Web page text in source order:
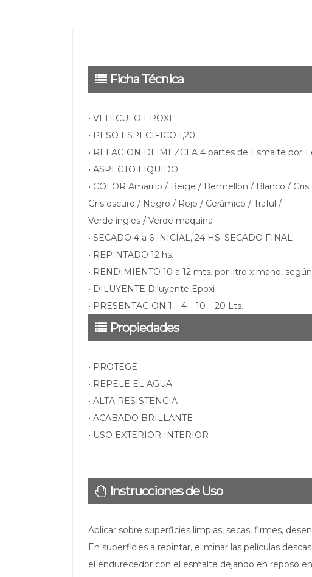
Ficha Técnica
• VEHICULO EPOXI
• PESO ESPECIFICO 1,20
• RELACION DE MEZCLA 4 partes de Esmalte por
• ASPECTO LIQUIDO
• COLOR Amarillo / Beige / Bermellón / Blanco / Gris
Gris oscuro / Negro / Rojo / Cerámico / Traful /
Verde ingles / Verde maquina
• SECADO 4 a 6 INICIAL, 24 HS. SECADO FINAL
• REPINTADO 12 hs.
• RENDIMIENTO 10 a 12 mts. por litro x mano,
• DILUYENTE Diluyente Epoxi
• PRESENTACION 1 – 4 – 10 – 20 Lts.
Propiedades
• PROTEGE
• REPELE EL AGUA
• ALTA RESISTENCIA
• ACABADO BRILLANTE
• USO EXTERIOR INTERIOR
Instrucciones de Uso
Aplicar sobre superficies limpias, secas, firmes,
En superficies a repintar, eliminar las películas
el endurecedor con el esmalte dejando en reposo